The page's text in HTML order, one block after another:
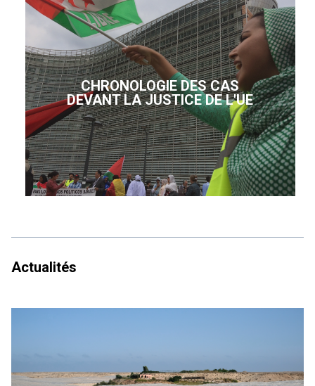
CHRONOLOGIE DES CAS
DEVANT LA JUSTICE DE L'UE
Actualités